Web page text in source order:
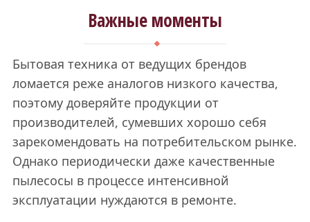
Важные моменты
Бытовая техника от ведущих брендов
ломается реже аналогов низкого качества,
поэтому доверяйте продукции от
производителей, сумевших хорошо себя
зарекомендовать на потребительском рынке.
Однако периодически даже качественные
пылесосы в процессе интенсивной
эксплуатации нуждаются в ремонте.